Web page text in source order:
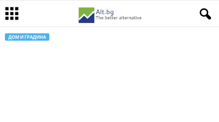
ДОМ И ГРАДИНА